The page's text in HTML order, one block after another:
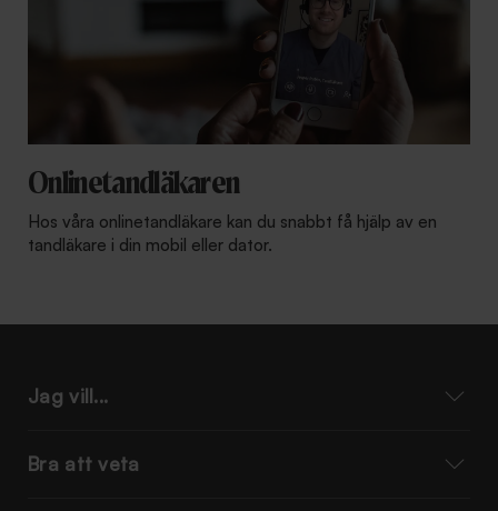
Onlinetandläkaren
Hos våra onlinetandläkare kan du snabbt få hjälp av en
tandläkare i din mobil eller dator.
Jag vill...
Bra att veta